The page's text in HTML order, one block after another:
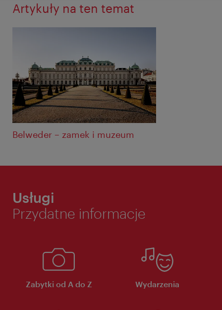
Artykuły na ten temat
Belweder – zamek i muzeum
Usługi
Przydatne informacje
Zabytki od A do Z Wydarzenia